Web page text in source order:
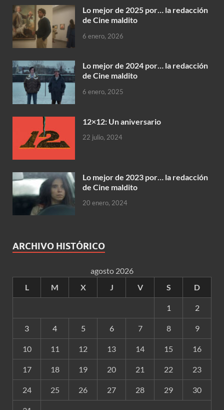
Lo mejor de 2025 por… la redacción
de Cine maldito
6 enero, 2026
Lo mejor de 2024 por… la redacción
de Cine maldito
6 enero, 2025
12×12: Un aniversario
22 julio, 2024
Lo mejor de 2023 por… la redacción
de Cine maldito
20 enero, 2024
ARCHIVO HISTÓRICO
agosto 2026
L
M X J V S D
1 2
3 4 5 6 7 8 9
10 11 12 13 14 15 16
17 18 19 20 21 22 23
24 25 26 27 28 29 30